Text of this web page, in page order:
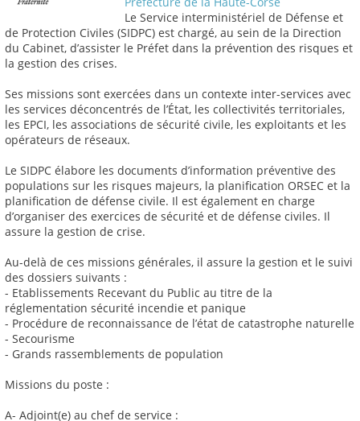
Le Service interministériel de Défense et
de Protection Civiles (SIDPC) est chargé, au sein de la Direction
du Cabinet, d’assister le Préfet dans la prévention des risques et
la gestion des crises.
Ses missions sont exercées dans un contexte inter-services avec
les services déconcentrés de l’État, les collectivités territoriales,
les EPCI, les associations de sécurité civile, les exploitants et les
opérateurs de réseaux.
Le SIDPC élabore les documents d’information préventive des
populations sur les risques majeurs, la planification ORSEC et la
planification de défense civile. Il est également en charge
d’organiser des exercices de sécurité et de défense civiles. Il
assure la gestion de crise.
Au-delà de ces missions générales, il assure la gestion et le suivi
des dossiers suivants :
- Etablissements Recevant du Public au titre de la
réglementation sécurité incendie et panique
- Procédure de reconnaissance de l’état de catastrophe naturelle
- Secourisme
- Grands rassemblements de population
Missions du poste :
A- Adjoint(e) au chef de service :